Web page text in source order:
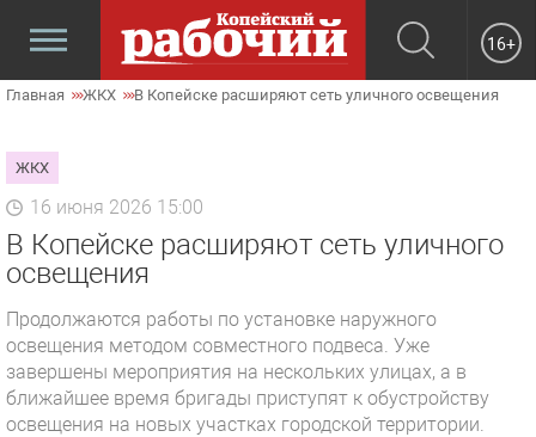
16+
Главная ЖКХ В Копейске расширяют сеть уличного освещения
ЖКХ
16 июня 2026 15:00
В Копейске расширяют сеть уличного
освещения
Продолжаются работы по установке наружного
освещения методом совместного подвеса. Уже
завершены мероприятия на нескольких улицах, а в
ближайшее время бригады приступят к обустройству
освещения на новых участках городской территории.